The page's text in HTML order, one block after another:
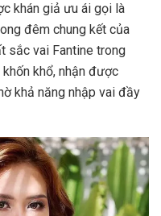
khán giả ưu ái gọi là
đêm chung kết của
sắc vai Fantine trong
khổ, nhận được
khả năng nhập vai đầy